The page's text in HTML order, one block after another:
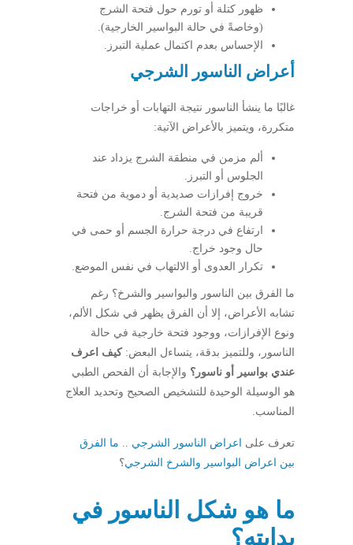
ظهور كتلة أو تورم حول فتحة الشرج
(وخاصةً في حالة البواسير الخارجية).
الإحساس بعدم اكتمال عملية التبرز.
أعراض الناسور الشرجي
غالبًا ما ينشأ الناسور نتيجة التهابات أو خراجات
متكررة، ويتميز بالأعراض الآتية:
ألم مزمن في منطقة الشرج يزداد عند
الجلوس أو التبرز.
خروج إفرازات صديدية أو دموية من فتحة
قريبة من فتحة الشرج.
ارتفاع في درجة حرارة الجسم أو حمى في
حال وجود خراج.
تكرار العدوى أو الالتهاب في نفس الموضع.
ما الفرق بين الناسور والبواسير والشرخ؟ رغم
تشابه الأعراض، إلا أن الفرق يظهر في شكل الألم،
ونوع الإفرازات، ووجود فتحة خارجية في حالة
الناسور، وللتميز بدقة، يتساءل البعض:كيف اعرف
عندي بواسير أو ناسور؟ والإجابة أن الفحص الطبي
هو الوسيلة الوحيدة للتشخيص الصحيح وتحديد العلاج
المناسب.
تعرف على اعراض الناسور الشرجي
ما الفرق
بين اعراض البواسير والشرخ الشرجي؟
ما هو شكل الناسور في
بدايته؟